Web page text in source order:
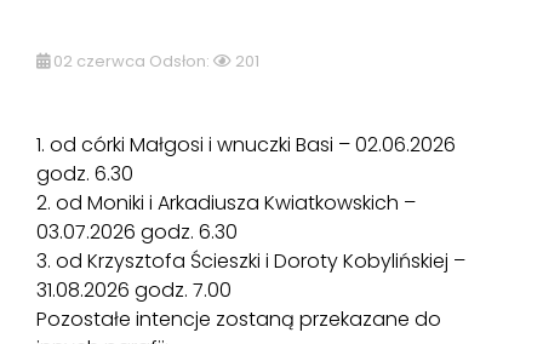
02 czerwca Odsłon: 201
1. od córki Małgosi i wnuczki Basi – 02.06.2026
godz. 6.30
2. od Moniki i Arkadiusza Kwiatkowskich –
03.07.2026 godz. 6.30
3. od Krzysztofa Ścieszki i Doroty Kobylińskiej –
31.08.2026 godz. 7.00
Pozostałe intencje zostaną przekazane do